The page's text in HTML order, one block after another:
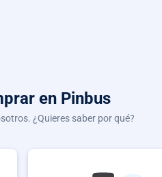
en Pinbus
¿Quieres saber por qué?